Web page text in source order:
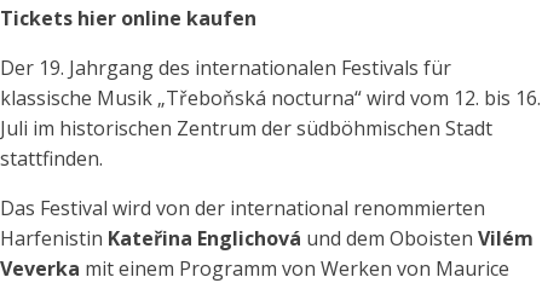
Tickets hier online kaufen
Der 19. Jahrgang des internationalen Festivals für
klassische Musik „Třeboňská nocturna“ wird vom 12. bis 16.
Juli im historischen Zentrum der südböhmischen Stadt
stattfinden.
Das Festival wird von der international renommierten
Harfenistin Kateřina Englichová und dem Oboisten Vilém
Veverka mit einem Programm von Werken von Maurice